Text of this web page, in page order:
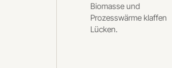
Biomasse und
Prozesswärme klaffen
Lücken.